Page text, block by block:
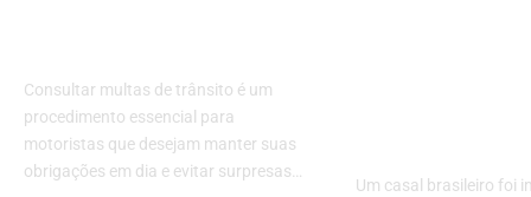
Consultar multas de trânsito é um
procedimento essencial para
motoristas que desejam manter suas
obrigações em dia e evitar surpresas…
Um casal brasileiro foi